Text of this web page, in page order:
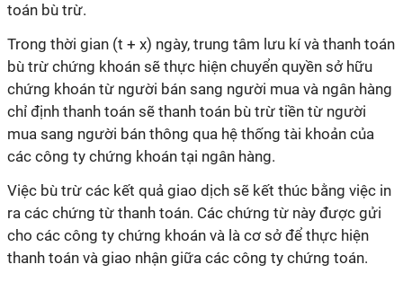
toán bù trừ.
Trong thời gian (t + x) ngày, trung tâm lưu kí và thanh toán
bù trừ chứng khoán sẽ thực hiện chuyển quyền sở hữu
chứng khoán từ người bán sang người mua và ngân hàng
chỉ định thanh toán sẽ thanh toán bù trừ tiền từ người
mua sang người bán thông qua hệ thống tài khoản của
các công ty chứng khoán tại ngân hàng.
Việc bù trừ các kết quả giao dịch sẽ kết thúc bằng việc in
ra các chứng từ thanh toán. Các chứng từ này được gửi
cho các công ty chứng khoán và là cơ sở để thực hiện
thanh toán và giao nhận giữa các công ty chứng toán.